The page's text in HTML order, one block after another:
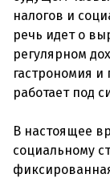
налогов и
речь идет о
регулярном
гастрономия и
работает под
В настоящее
социальному